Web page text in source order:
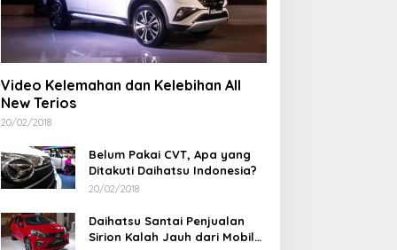
Pramuka
Bima Resmi
Menuju Jamnas XII
Komitmen Tanpa
Kompromi, Polsek
Tambora Bongkar Sindikat
Video Kelemahan dan Kelebihan All
New Terios
20/02/2018
Belum Pakai CVT, Apa yang
Ditakuti Daihatsu Indonesia?
20/02/2018
Daihatsu Santai Penjualan
Sirion Kalah Jauh dari Mobil